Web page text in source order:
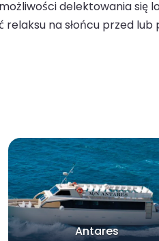
delektowania się
na słońcu przed lub
Antares